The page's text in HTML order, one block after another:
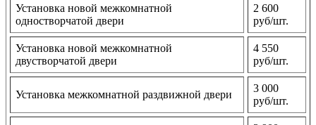
Установка новой межкомнатной
одностворчатой двери
2 600
руб/шт.
Установка новой межкомнатной
двустворчатой двери
4 550
руб/шт.
Установка межкомнатной раздвижной двери
3 000
руб/шт.